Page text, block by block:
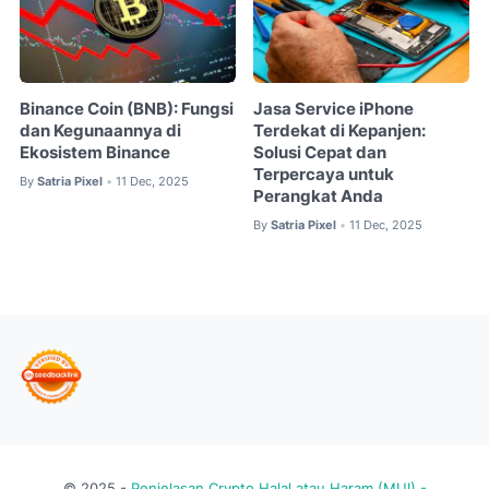
Binance Coin (BNB): Fungsi
dan Kegunaannya di
Ekosistem Binance
By Satria Pixel • 11 Dec, 2025
Jasa Service iPhone
Terdekat di Kepanjen:
Solusi Cepat dan
Terpercaya untuk
Perangkat Anda
By Satria Pixel • 11 Dec, 2025